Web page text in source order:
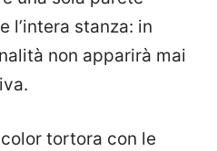
l’intera stanza: in
non apparirà mai
tortora con le